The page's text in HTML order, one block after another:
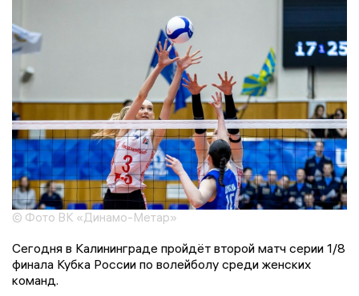
© Фото ВК «Динамо-Метар»
Сегодня в Калининграде пройдёт второй матч серии 1/8
финала Кубка России по волейболу среди женских
команд.